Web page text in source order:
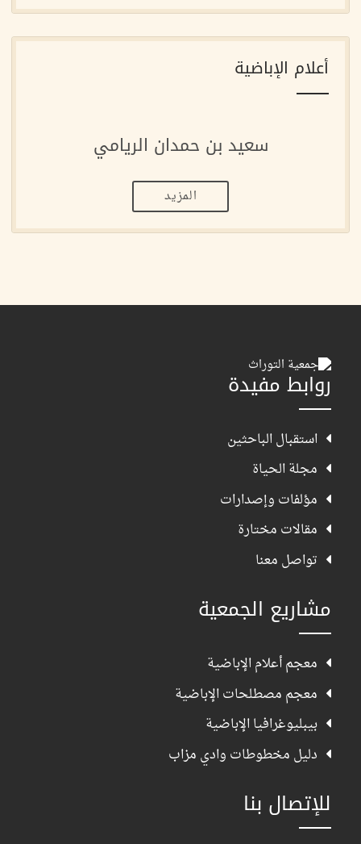
أعلام الإباضية
سعيد بن حمدان الريامي
المزيد
روابط مفيدة
استقبال الباحثين
مجلة الحياة
مؤلفات وإصدارات
مقالات مختارة
تواصل معنا
مشاريع الجمعية
معجم أعلام الإباضية
معجم مصطلحات الإباضية
بيبليوغرافيا الإباضية
دليل مخطوطات وادي مزاب
للإتصال بنا